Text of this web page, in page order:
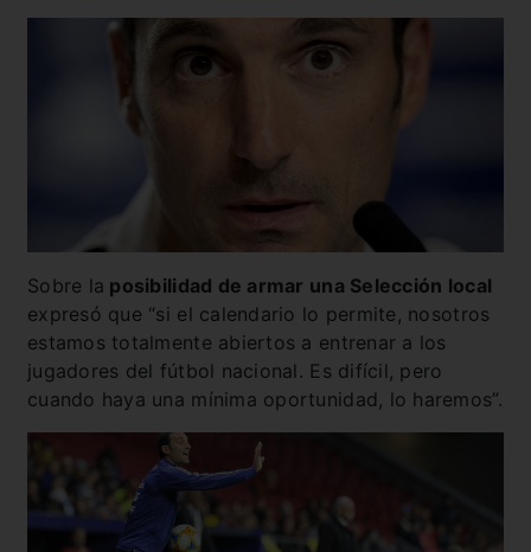
Sobre la posibilidad de armar una Selección local
expresó que “si el calendario lo permite, nosotros
estamos totalmente abiertos a entrenar a los
jugadores del fútbol nacional. Es difícil, pero
cuando haya una mínima oportunidad, lo haremos”.